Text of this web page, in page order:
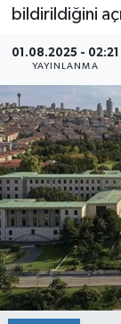
bildirildiğini
01.08.2025 - 02:21
YAYINLANMA